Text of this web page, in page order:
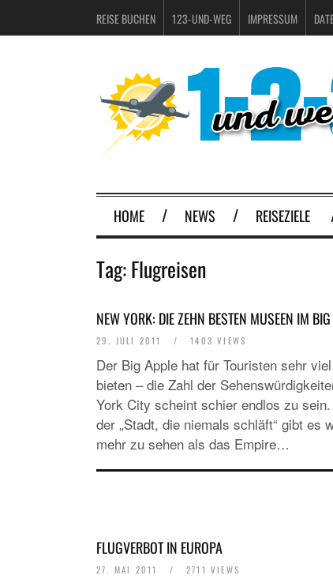
REISE BUCHEN 123-UND-WEG IMPRESSUM
HOME NEWS REISEZIELE
Tag:Flugreisen
NEW YORK: DIE ZEHN BESTEN MUSEEN IM
29. JULI 2011 / 1403 VIEWS
Der Big Apple hat für Touristen sehr
bieten – die Zahl der
York City scheint schier endlos zu
der „Stadt, die niemals schläft“ gibt es
mehr zu sehen als das Empire…
FLUGVERBOT IN EUROPA
27. MAI 2011 / 2711 VIEWS